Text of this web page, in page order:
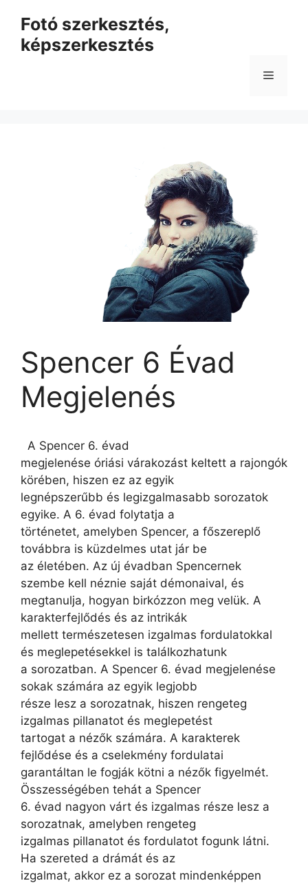
tartalomba
Fotó szerkesztés,
képszerkesztés
Menü
Spencer 6 Évad
Megjelenés
A Spencer 6. évad
megjelenése óriási várakozást keltett a rajongók
körében, hiszen ez az egyik
legnépszerűbb és legizgalmasabb sorozatok
egyike. A 6. évad folytatja a
történetet, amelyben Spencer, a főszereplő
továbbra is küzdelmes utat jár be
az életében. Az új évadban Spencernek
szembe kell néznie saját démonaival, és
megtanulja, hogyan birkózzon meg velük. A
karakterfejlődés és az intrikák
mellett természetesen izgalmas fordulatokkal
és meglepetésekkel is találkozhatunk
a sorozatban. A Spencer 6. évad megjelenése
sokak számára az egyik legjobb
része lesz a sorozatnak, hiszen rengeteg
izgalmas pillanatot és meglepetést
tartogat a nézők számára. A karakterek
fejlődése és a cselekmény fordulatai
garantáltan le fogják kötni a nézők figyelmét.
Összességében tehát a Spencer
6. évad nagyon várt és izgalmas része lesz a
sorozatnak, amelyben rengeteg
izgalmas pillanatot és fordulatot fogunk látni.
Ha szereted a drámát és az
izgalmat, akkor ez a sorozat mindenképpen